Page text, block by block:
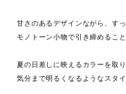
甘さのあるデザインながら、す
モノトーン小物で引き締めるこ
夏の日差しに映えるカラーを取り
気分まで明るくなるようなスタイ